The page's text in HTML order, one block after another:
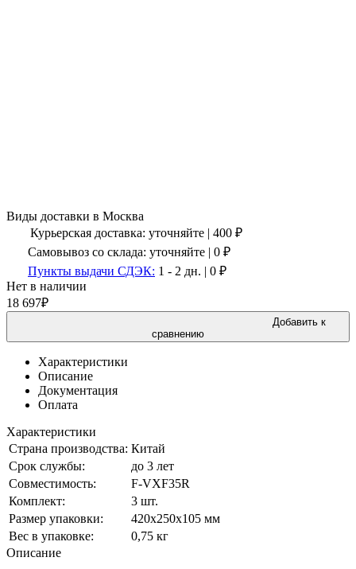
Виды доставки в Москва
Курьерская доставка: уточняйте | 400 ₽
Самовывоз со склада: уточняйте | 0 ₽
Пункты выдачи СДЭК: 1 - 2 дн. | 0 ₽
Нет в наличии
18 697₽
Добавить к
сравнению
Характеристики
Описание
Документация
Оплата
Характеристики
Страна производства: Китай
Срок службы:
до 3 лет
Совместимость:
F-VXF35R
Комплект:
3 шт.
Размер упаковки:
420х250х105 мм
Вес в упаковке:
0,75 кг
Описание